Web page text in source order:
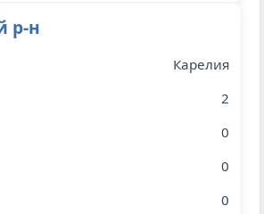
р-н
Карелия
2
0
0
0